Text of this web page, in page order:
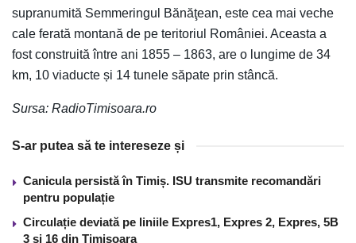
supranumită Semmeringul Bănăţean, este cea mai veche
cale ferată montană de pe teritoriul României. Aceasta a
fost construită între ani 1855 – 1863, are o lungime de 34
km, 10 viaducte și 14 tunele săpate prin stâncă.
Sursa: RadioTimisoara.ro
S-ar putea să te intereseze și
Canicula persistă în Timiș. ISU transmite recomandări
pentru populație
Circulație deviată pe liniile Expres1, Expres 2, Expres, 5B
3 și 16 din Timișoara